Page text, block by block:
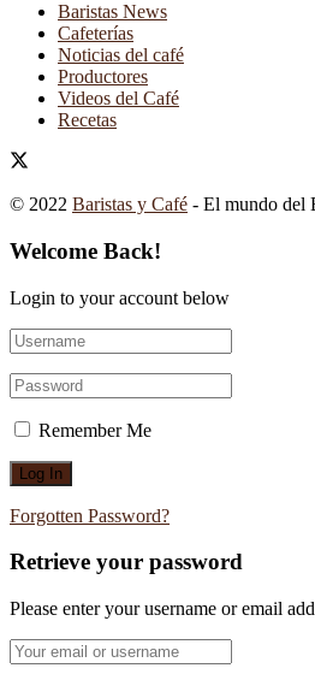
Baristas News
Cafeterías
Noticias del café
Productores
Videos del Café
Recetas
© 2022 Baristas y Café - El mundo del
Welcome Back!
Login to your account below
Remember Me
Forgotten Password?
Retrieve your password
Please enter your username or email